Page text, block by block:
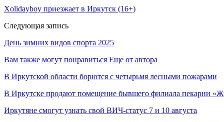
Xolidayboy приезжает в Иркутск (16+)
Следующая запись
День зимних видов спорта 2025
Вам также могут понравиться Еще от автора
В Иркутской области борются с четырьмя лесными пожарами
В Иркутске продают помещение бывшего филиала пекарни
Иркутяне смогут узнать свой ВИЧ-статус 7 и 10 августа